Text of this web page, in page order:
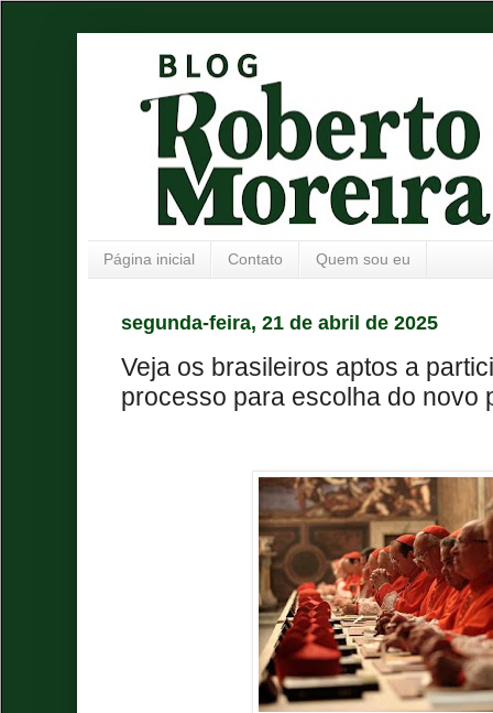
Página inicial Contato Quem sou eu
segunda-feira, 21 de abril de 2025
Veja os brasileiros aptos a
processo para escolha do novo